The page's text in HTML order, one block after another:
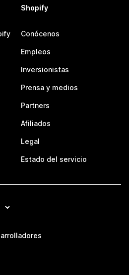
Shopify
Conócenos
Empleos
Inversionistas
Prensa y medios
Partners
Afiliados
Legal
Estado del servicio